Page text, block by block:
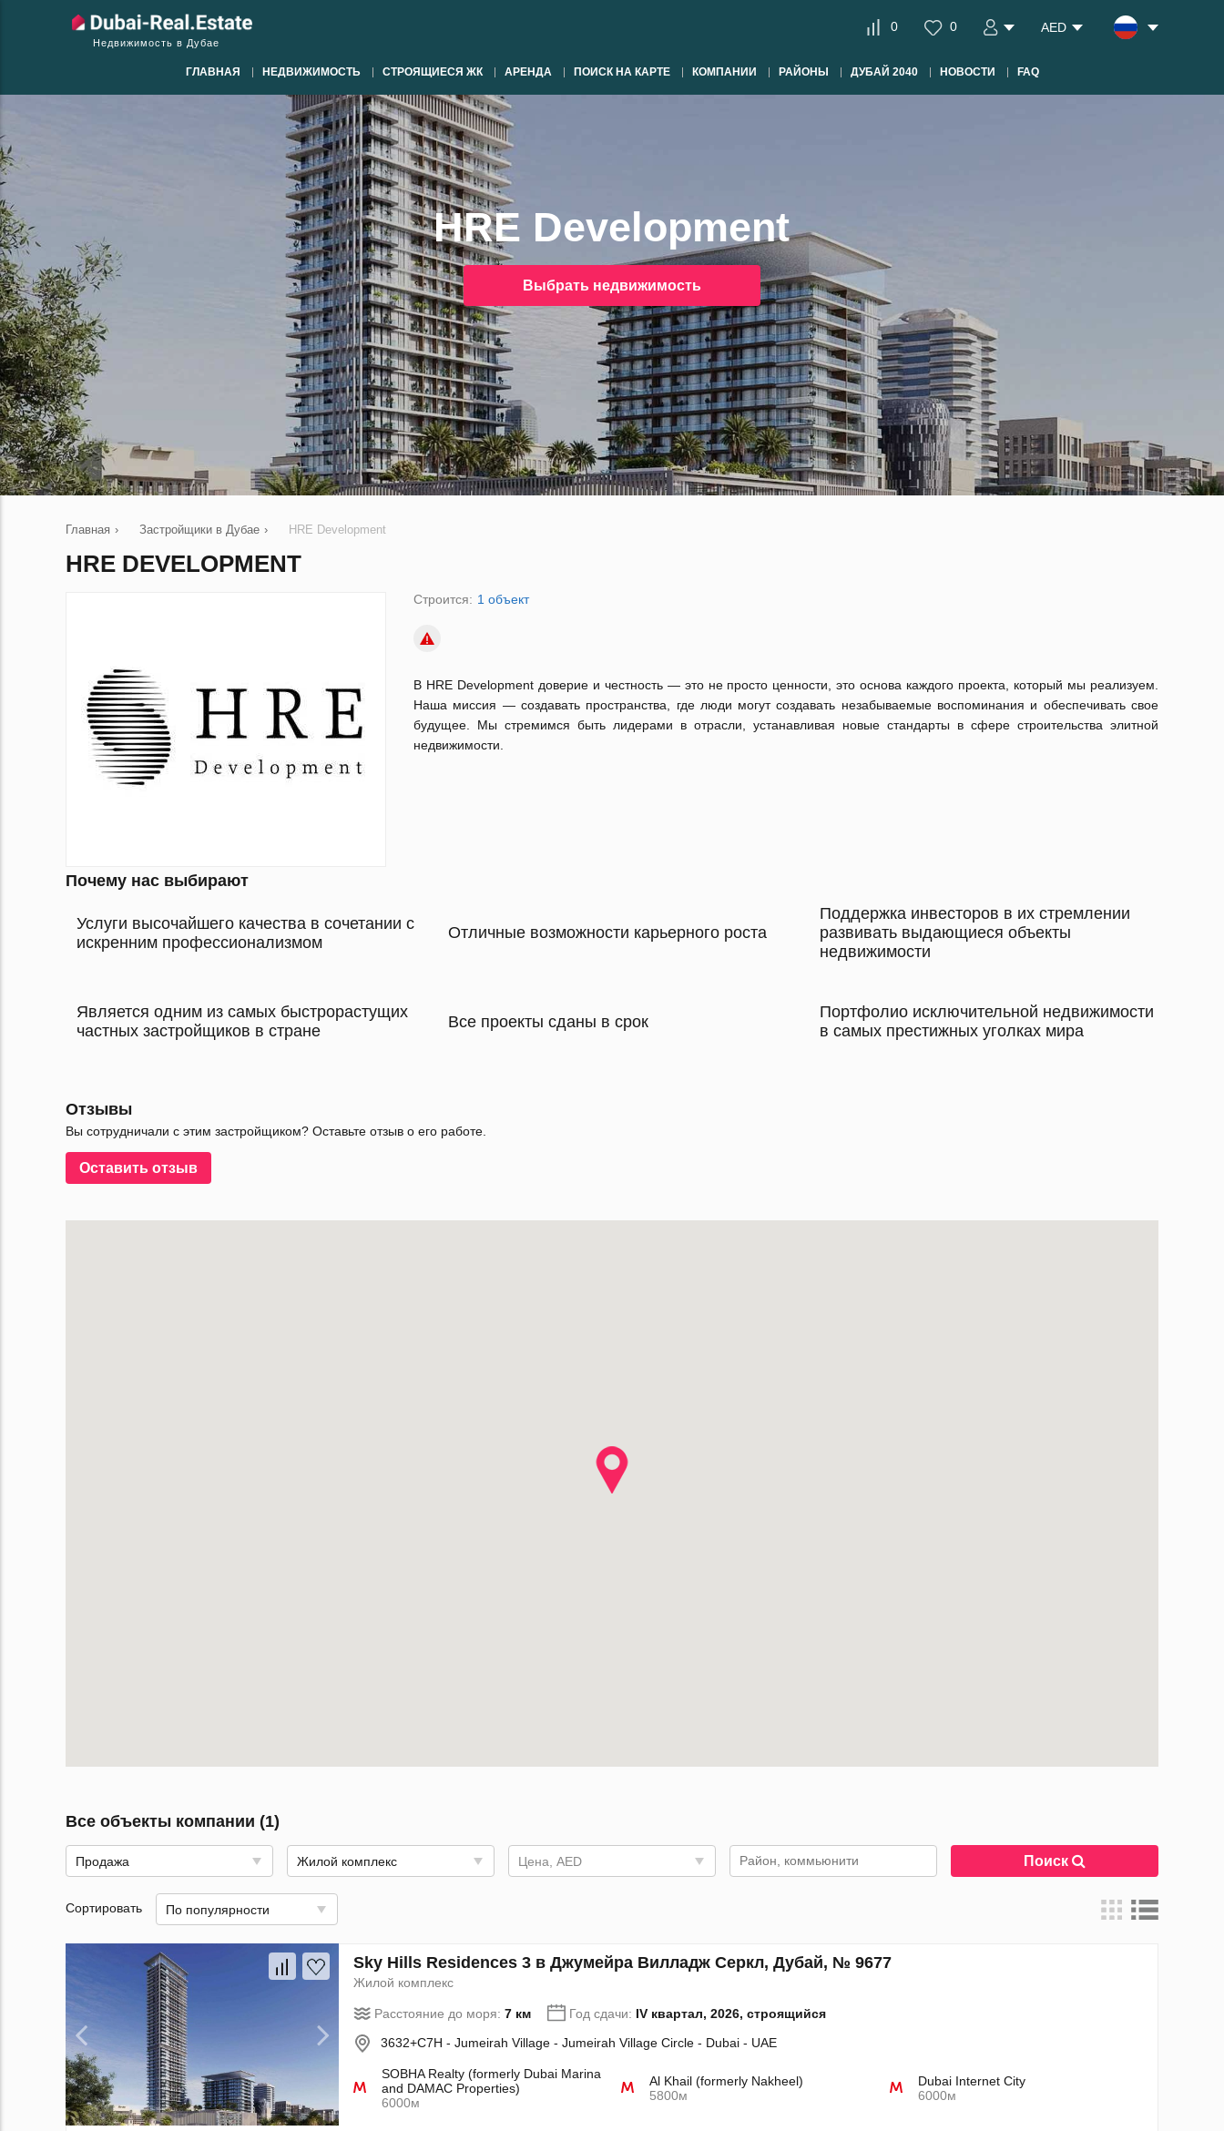
Недвижимость в Дубае
0 0 AED
ГЛАВНАЯ НЕДВИЖИМОСТЬ СТРОЯЩИЕСЯ ЖК АРЕНДА ПОИСК НА КАРТЕ КОМПАНИИ РАЙОНЫ ДУБАЙ 2040 НОВОСТИ FAQ
HRE Development
Выбрать недвижимость
Главная › Застройщики в Дубае › HRE Development
HRE DEVELOPMENT
Строится: 1 объект
В HRE Development доверие и честность — это не просто ценности, это основа каждого проекта, который мы реализуем.
Наша миссия — создавать пространства, где люди могут создавать незабываемые воспоминания и обеспечивать свое
будущее. Мы стремимся быть лидерами в отрасли, устанавливая новые стандарты в сфере строительства элитной
недвижимости.
Почему нас выбирают
Услуги высочайшего качества в сочетании с
искренним профессионализмом
Отличные возможности карьерного роста
Поддержка инвесторов в их стремлении
развивать выдающиеся объекты
недвижимости
Является одним из самых быстрорастущих
частных застройщиков в стране
Все проекты сданы в срок
Портфолио исключительной недвижимости
в самых престижных уголках мира
Отзывы
Вы сотрудничали с этим застройщиком? Оставьте отзыв о его работе.
Оставить отзыв
Все объекты компании (1)
Продажа Жилой комплекс Цена, AED Поиск
Сортировать По популярности
Sky Hills Residences 3 в Джумейра Вилладж Серкл, Дубай, № 9677
Жилой комплекс
Расстояние до моря: 7 км Год сдачи: IV квартал, 2026, строящийся
3632+C7H - Jumeirah Village - Jumeirah Village Circle - Dubai - UAE
SOBHA Realty (formerly Dubai Marina
and DAMAC Properties)
6000м
Al Khail (formerly Nakheel)
5800м
Dubai Internet City
6000м